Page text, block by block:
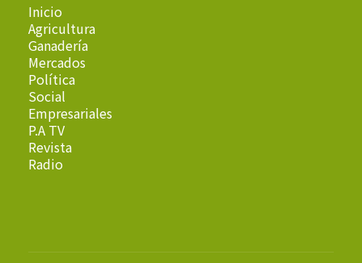
Inicio
Agricultura
Ganadería
Mercados
Política
Social
Empresariales
P.A TV
Revista
Radio